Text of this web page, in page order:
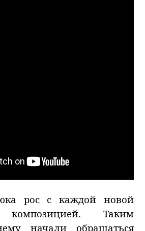
рос с каждой новой
композицией. Таким
начали обращаться